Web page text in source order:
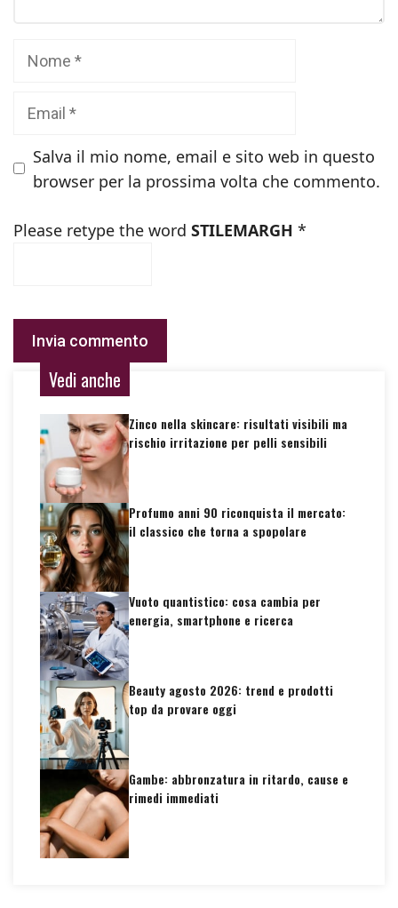
Salva il mio nome, email e sito web in questo
browser per la prossima volta che commento.
Please retype the word STILEMARGH *
Vedi anche
Zinco nella skincare: risultati visibili ma
rischio irritazione per pelli sensibili
Profumo anni 90 riconquista il mercato:
il classico che torna a spopolare
Vuoto quantistico: cosa cambia per
energia, smartphone e ricerca
Beauty agosto 2026: trend e prodotti
top da provare oggi
Gambe: abbronzatura in ritardo, cause e
rimedi immediati